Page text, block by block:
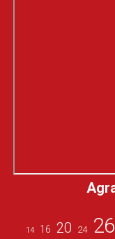
14 16 20 24 26